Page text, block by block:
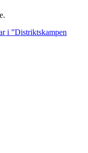
i ”Distriktskampen